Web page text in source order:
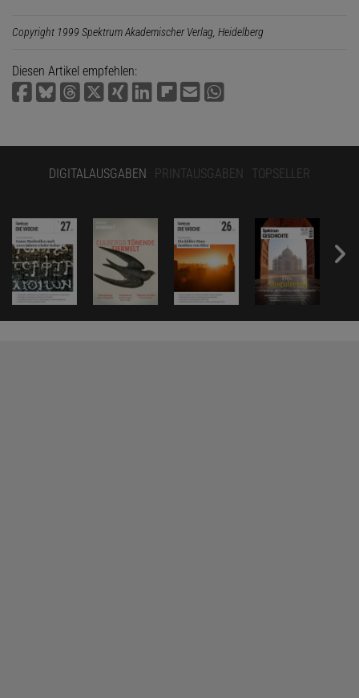
Copyright 1999 Spektrum Akademischer Verlag, Heidelberg
Diesen Artikel empfehlen:
DIGITALAUSGABEN PRINTAUSGABEN TOPSELLER